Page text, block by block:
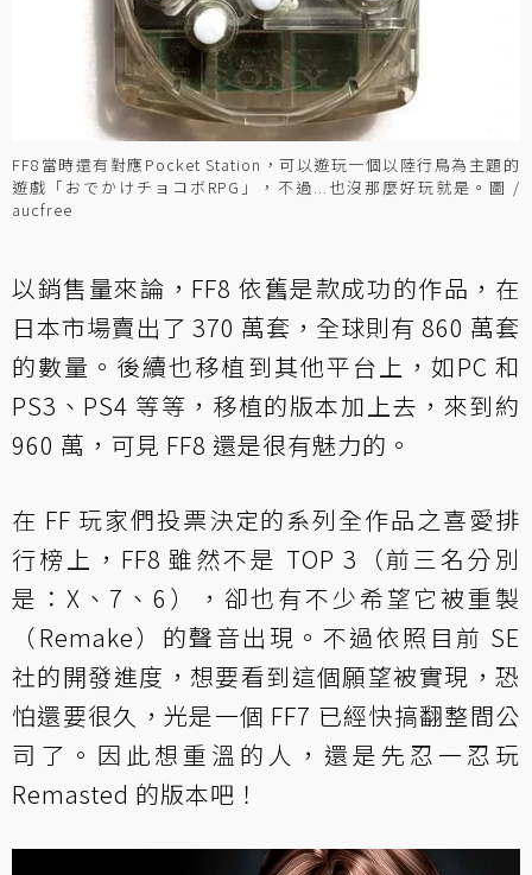
FF8當時還有對應Pocket Station，可以遊玩一個以陸行鳥為主題的
遊戲「おでかけチョコボRPG」，不過...也沒那麼好玩就是。圖 /
aucfree
以銷售量來論，FF8 依舊是款成功的作品，在
日本市場賣出了 370 萬套，全球則有 860 萬套
的數量。後續也移植到其他平台上，如PC 和
PS3、PS4 等等，移植的版本加上去，來到約
960 萬，可見 FF8 還是很有魅力的。
在 FF 玩家們投票決定的系列全作品之喜愛排
行榜上，FF8 雖然不是 TOP 3（前三名分別
是：X、7、6），卻也有不少希望它被重製
（Remake）的聲音出現。不過依照目前 SE
社的開發進度，想要看到這個願望被實現，恐
怕還要很久，光是一個 FF7 已經快搞翻整間公
司了。因此想重溫的人，還是先忍一忍玩
Remasted 的版本吧！